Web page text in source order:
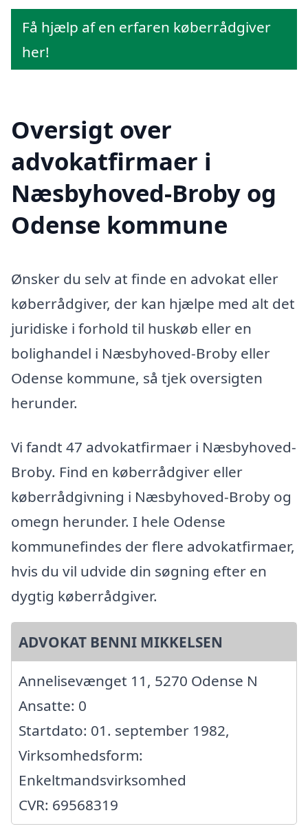
Få hjælp af en erfaren køberrådgiver
her!
Oversigt over
advokatfirmaer i
Næsbyhoved-Broby og
Odense kommune
Ønsker du selv at finde en advokat eller
køberrådgiver, der kan hjælpe med alt det
juridiske i forhold til huskøb eller en
bolighandel i Næsbyhoved-Broby eller
Odense kommune, så tjek oversigten
herunder.
Vi fandt 47 advokatfirmaer i Næsbyhoved-
Broby. Find en køberrådgiver eller
køberrådgivning i Næsbyhoved-Broby og
omegn herunder. I hele Odense
kommunefindes der flere advokatfirmaer,
hvis du vil udvide din søgning efter en
dygtig køberrådgiver.
ADVOKAT BENNI MIKKELSEN
Annelisevænget 11, 5270 Odense N
Ansatte: 0
Startdato: 01. september 1982,
Virksomhedsform:
Enkeltmandsvirksomhed
CVR: 69568319